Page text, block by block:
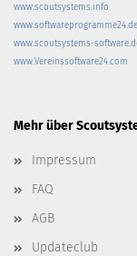
www.scoutsystems.info
www.softwareprogramme24.de
www.scoutsystems-
www.Vereinssoftware24.com
Mehr über
Impressum
FAQ
AGB
Updateclub